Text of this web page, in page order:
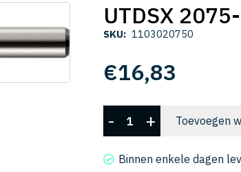
UTDSX
SKU: 1103020750
€16,83
UTDSX
2075-
038
- + Toevoegen
Binnen enkele dagen